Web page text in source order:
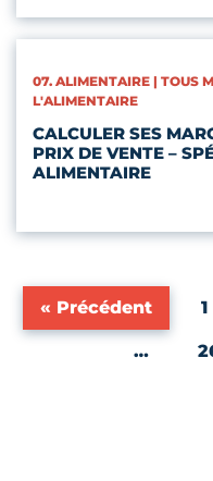
CATÉGORIES :
07. ALIMENTAIRE | TOUS
L'ALIMENTAIRE
CALCULER SES
PRIX DE VENTE –
ALIMENTAIRE
« Précédent 1
…